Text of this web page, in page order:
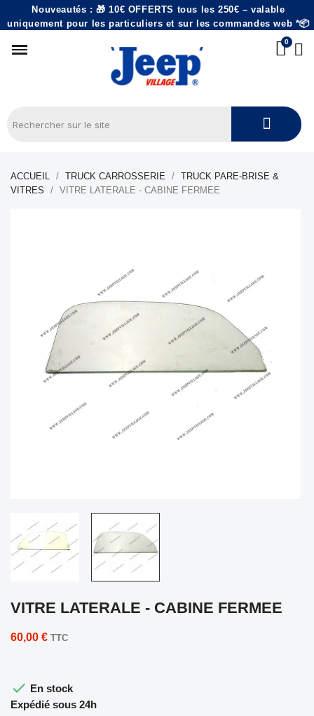
Nouveautés : 🎁 10€ OFFERTS tous les 250€ – valable
uniquement pour les particuliers et sur les commandes web *📦
ACCUEIL TRUCK CARROSSERIE
TRUCK PARE-BRISE &
VITRES
VITRE LATERALE - CABINE FERMEE
VITRE LATERALE - CABINE FERMEE
60,00 € TTC
 En stock
Expédié sous 24h